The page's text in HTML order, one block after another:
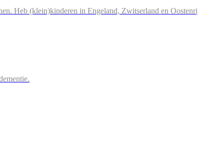
Heb (klein)kinderen in Engeland, Zwitserland en